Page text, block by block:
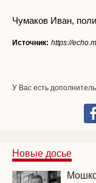
Чумаков Иван,
Источник: https://
У Вас есть
Новые досье